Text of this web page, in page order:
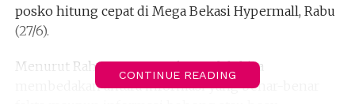
posko hitung cepat di Mega Bekasi Hypermall, Rabu
(27/6).
Menurut Rahmat, masyarakat sudah bisa
membedakan antara informasi yang benar-benar
CONTINUE READING